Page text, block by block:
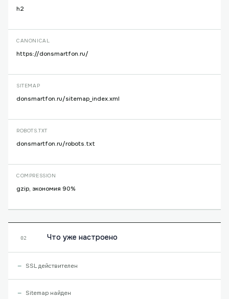
h2
CANONICAL
https://donsmartfon.ru/
SITEMAP
donsmartfon.ru/sitemap_index.xml
ROBOTS.TXT
donsmartfon.ru/robots.txt
COMPRESSION
gzip, экономия 90%
02 Что уже настроено
SSL действителен
Sitemap найден